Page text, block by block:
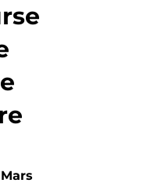
Mars